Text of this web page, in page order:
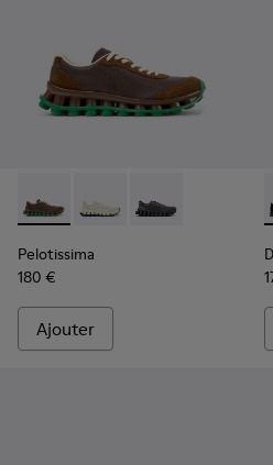
Pelotissima - K101150-004 -
Pelotissima - K101150-
Pelotissima -
Pelotissima
180 €
Ajouter